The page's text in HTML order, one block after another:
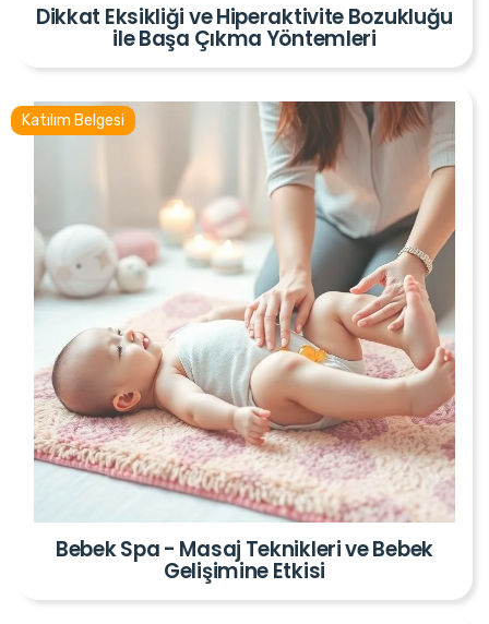
Dikkat Eksikliği ve Hiperaktivite Bozukluğu
ile Başa Çıkma Yöntemleri
Katılım Belgesi
Bebek Spa - Masaj Teknikleri ve Bebek
Gelişimine Etkisi